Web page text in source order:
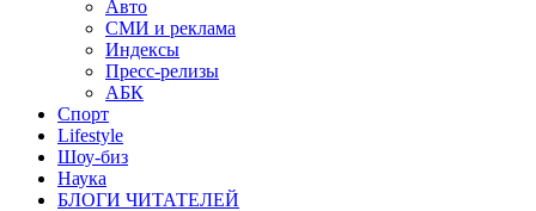
Авто
СМИ и реклама
Индексы
Пресс-релизы
АБК
Спорт
Lifestyle
Шоу-биз
Наука
БЛОГИ ЧИТАТЕЛЕЙ